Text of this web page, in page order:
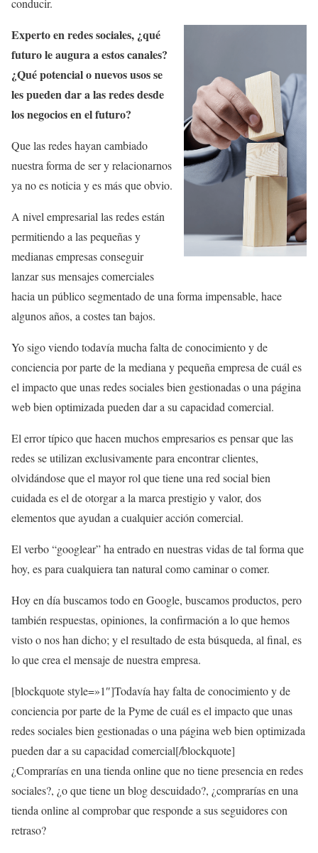
conducir.
Experto en redes sociales, ¿qué
futuro le augura a estos canales?
¿Qué potencial o nuevos usos se
les pueden dar a las redes desde
los negocios en el futuro?
Que las redes hayan cambiado
nuestra forma de ser y relacionarnos
ya no es noticia y es más que obvio.
A nivel empresarial las redes están
permitiendo a las pequeñas y
medianas empresas conseguir
lanzar sus mensajes comerciales
hacia un público segmentado de una forma impensable, hace
algunos años, a costes tan bajos.
Yo sigo viendo todavía mucha falta de conocimiento y de
conciencia por parte de la mediana y pequeña empresa de cuál es
el impacto que unas redes sociales bien gestionadas o una página
web bien optimizada pueden dar a su capacidad comercial.
El error típico que hacen muchos empresarios es pensar que las
redes se utilizan exclusivamente para encontrar clientes,
olvidándose que el mayor rol que tiene una red social bien
cuidada es el de otorgar a la marca prestigio y valor, dos
elementos que ayudan a cualquier acción comercial.
El verbo “googlear” ha entrado en nuestras vidas de tal forma que
hoy, es para cualquiera tan natural como caminar o comer.
Hoy en día buscamos todo en Google, buscamos productos, pero
también respuestas, opiniones, la confirmación a lo que hemos
visto o nos han dicho; y el resultado de esta búsqueda, al final, es
lo que crea el mensaje de nuestra empresa.
[blockquote style=»1″]Todavía hay falta de conocimiento y de
conciencia por parte de la Pyme de cuál es el impacto que unas
redes sociales bien gestionadas o una página web bien optimizada
pueden dar a su capacidad comercial[/blockquote]
¿Comprarías en una tienda online que no tiene presencia en redes
sociales?, ¿o que tiene un blog descuidado?, ¿comprarías en una
tienda online al comprobar que responde a sus seguidores con
retraso?